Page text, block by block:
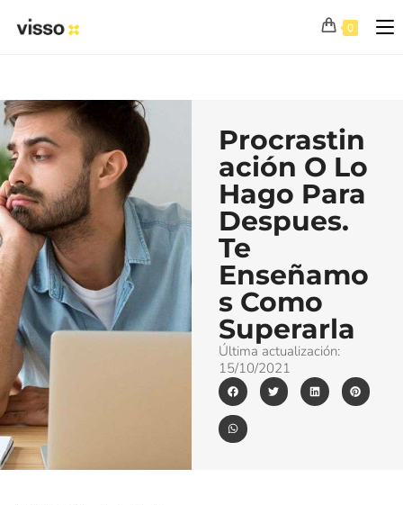
0
Procrastin
ación O Lo
Hago Para
Despues.
Te
Enseñamo
s Como
Superarla
Última actualización:
15/10/2021